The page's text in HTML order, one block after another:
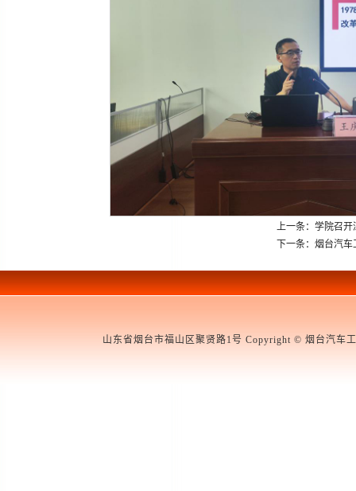
上一条：学院召
下一条：烟台汽
山东省烟台市福山区聚贤路1号 Copyright © 烟台汽车